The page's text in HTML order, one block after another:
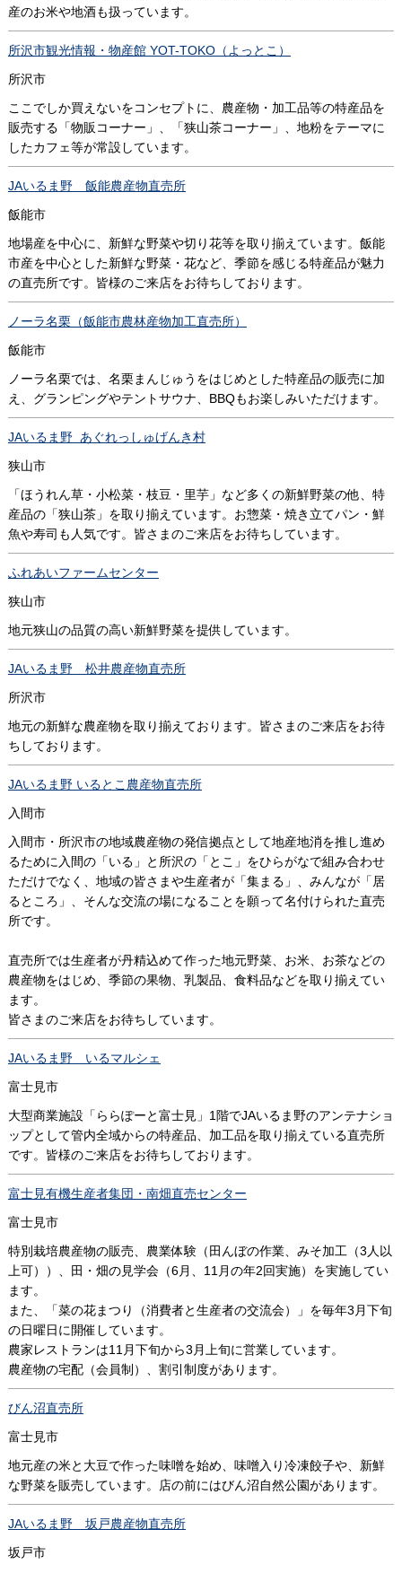
産のお米や地酒も扱っています。
所沢市観光情報・物産館 YOT-TOKO（よっとこ）
所沢市
ここでしか買えないをコンセプトに、農産物・加工品等の特産品を
販売する「物販コーナー」、「狭山茶コーナー」、地粉をテーマに
したカフェ等が常設しています。
JAいるま野 飯能農産物直売所
飯能市
地場産を中心に、新鮮な野菜や切り花等を取り揃えています。飯能
市産を中心とした新鮮な野菜・花など、季節を感じる特産品が魅力
の直売所です。皆様のご来店をお待ちしております。
ノーラ名栗（飯能市農林産物加工直売所）
飯能市
ノーラ名栗では、名栗まんじゅうをはじめとした特産品の販売に加
え、グランピングやテントサウナ、BBQもお楽しみいただけます。
JAいるま野 あぐれっしゅげんき村
狭山市
「ほうれん草・小松菜・枝豆・里芋」など多くの新鮮野菜の他、特
産品の「狭山茶」を取り揃えています。お惣菜・焼き立てパン・鮮
魚や寿司も人気です。皆さまのご来店をお待ちしています。
ふれあいファームセンター
狭山市
地元狭山の品質の高い新鮮野菜を提供しています。
JAいるま野 松井農産物直売所
所沢市
地元の新鮮な農産物を取り揃えております。皆さまのご来店をお待
ちしております。
JAいるま野 いるとこ農産物直売所
入間市
入間市・所沢市の地域農産物の発信拠点として地産地消を推し進め
るために入間の「いる」と所沢の「とこ」をひらがなで組み合わせ
ただけでなく、地域の皆さまや生産者が「集まる」、みんなが「居
るところ」、そんな交流の場になることを願って名付けられた直売
所です。
直売所では生産者が丹精込めて作った地元野菜、お米、お茶などの
農産物をはじめ、季節の果物、乳製品、食料品などを取り揃えてい
ます。
皆さまのご来店をお待ちしています。
JAいるま野 いるマルシェ
富士見市
大型商業施設「ららぽーと富士見」1階でJAいるま野のアンテナショ
ップとして管内全域からの特産品、加工品を取り揃えている直売所
です。皆様のご来店をお待ちしております。
富士見有機生産者集団・南畑直売センター
富士見市
特別栽培農産物の販売、農業体験（田んぼの作業、みそ加工（3人以
上可））、田・畑の見学会（6月、11月の年2回実施）を実施してい
ます。
また、「菜の花まつり（消費者と生産者の交流会）」を毎年3月下旬
の日曜日に開催しています。
農家レストランは11月下旬から3月上旬に営業しています。
農産物の宅配（会員制）、割引制度があります。
びん沼直売所
富士見市
地元産の米と大豆で作った味噌を始め、味噌入り冷凍餃子や、新鮮
な野菜を販売しています。店の前にはびん沼自然公園があります。
JAいるま野 坂戸農産物直売所
坂戸市